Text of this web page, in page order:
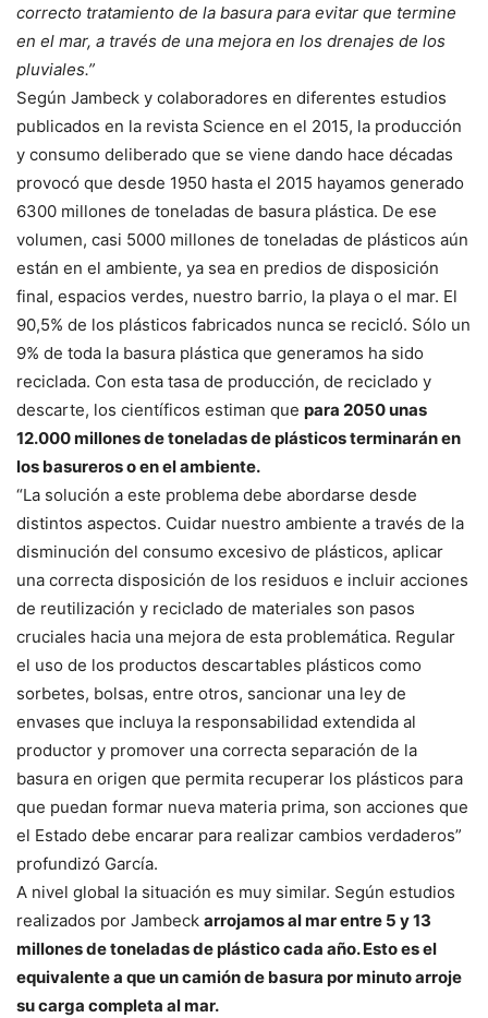
correcto tratamiento de la basura para evitar que termine
en el mar, a través de una mejora en los drenajes de los
pluviales.”
Según Jambeck y colaboradores en diferentes estudios
publicados en la revista Science en el 2015, la producción
y consumo deliberado que se viene dando hace décadas
provocó que desde 1950 hasta el 2015 hayamos generado
6300 millones de toneladas de basura plástica. De ese
volumen, casi 5000 millones de toneladas de plásticos aún
están en el ambiente, ya sea en predios de disposición
final, espacios verdes, nuestro barrio, la playa o el mar. El
90,5% de los plásticos fabricados nunca se recicló. Sólo un
9% de toda la basura plástica que generamos ha sido
reciclada. Con esta tasa de producción, de reciclado y
descarte, los científicos estiman que para 2050 unas
12.000 millones de toneladas de plásticos terminarán en
los basureros o en el ambiente.
“La solución a este problema debe abordarse desde
distintos aspectos. Cuidar nuestro ambiente a través de la
disminución del consumo excesivo de plásticos, aplicar
una correcta disposición de los residuos e incluir acciones
de reutilización y reciclado de materiales son pasos
cruciales hacia una mejora de esta problemática. Regular
el uso de los productos descartables plásticos como
sorbetes, bolsas, entre otros, sancionar una ley de
envases que incluya la responsabilidad extendida al
productor y promover una correcta separación de la
basura en origen que permita recuperar los plásticos para
que puedan formar nueva materia prima, son acciones que
el Estado debe encarar para realizar cambios verdaderos”
profundizó García.
A nivel global la situación es muy similar. Según estudios
realizados por Jambeck arrojamos al mar entre 5 y 13
millones de toneladas de plástico cada año. Esto es el
equivalente a que un camión de basura por minuto arroje
su carga completa al mar.